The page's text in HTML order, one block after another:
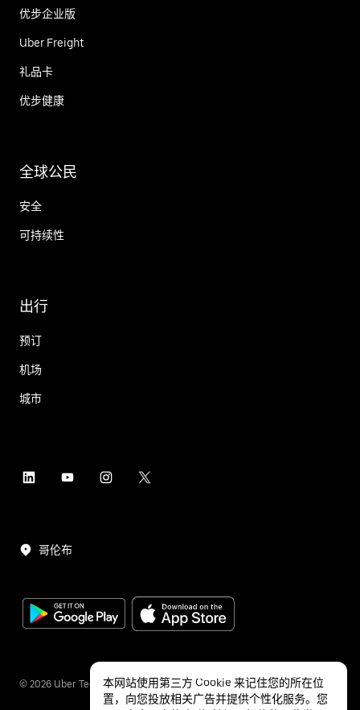
优步企业版
Uber Freight
礼品卡
优步健康
全球公民
安全
可持续性
出行
预订
机场
城市
哥伦布
© 2026 Uber Technologies Inc.
本网站使用第三方 Cookie 来记住您的所在位
置，向您投放相关广告并提供个性化服务。您